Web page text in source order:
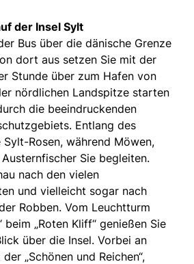
der Insel Sylt
Bus über die dänische Grenze
dort aus setzen Sie mit der
Stunde über zum Hafen von
nördlichen Landspitze starten
die beeindruckenden
Entlang des
Sylt-Rosen, während Möwen,
Sie begleiten.
nach den vielen
und vielleicht sogar nach
Robben. Vom Leuchtturm
beim „Roten Kliff“ genießen Sie
über die Insel. Vorbei an
„Schönen und Reichen“,